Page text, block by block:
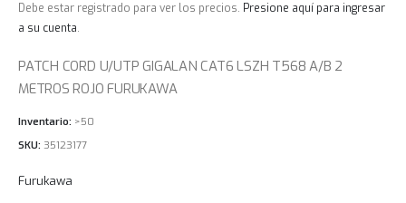
Debe estar registrado para ver los precios. Presione aquí para ingresar
a su cuenta.
PATCH CORD U/UTP GIGALAN CAT6 LSZH T568 A/B 2
METROS ROJO FURUKAWA
Inventario: >50
SKU: 35123177
Furukawa